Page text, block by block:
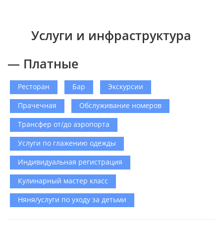
Услуги и инфраструктура
— Платные
Ресторан Бар
Экскурсии
Прачечная
Обслуживание номеров
Трансфер от/до аэропорта
Услуги по глажению одежды
Индивидуальная регистрация
Кулинарный мастер класс
Няня/услуги по уходу за детьми